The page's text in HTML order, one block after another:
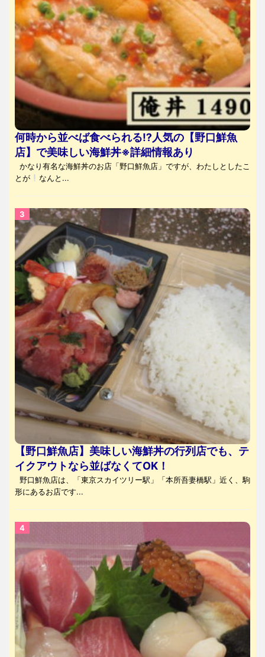
何時から並べば食べられる⁉人気の【野口鮮魚
店】で美味しい海鮮丼※詳細情報あり
かなり有名な海鮮丼のお店「野口鮮魚店」ですが、わたしとしたこ
とが
なんと...
【野口鮮魚店】美味しい海鮮丼の行列店でも、テ
イクアウトなら並ばなくてOK！
野口鮮魚店は、「東京スカイツリー駅」「本所吾妻橋駅」近く、駒
形にあるお店です...